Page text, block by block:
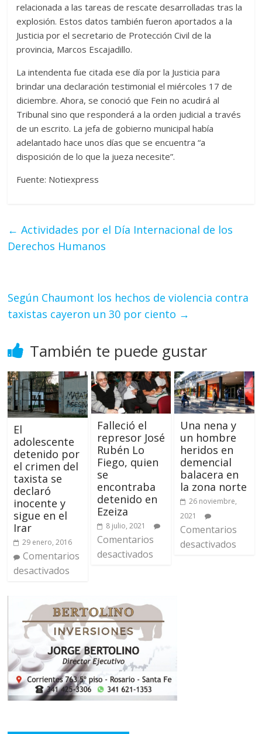
relacionada a las tareas de rescate desarrolladas tras la
explosión. Estos datos también fueron aportados a la
Justicia por el secretario de Protección Civil de la
provincia, Marcos Escajadillo.
La intendenta fue citada ese día por la Justicia para
brindar una declaración testimonial el miércoles 17 de
diciembre. Ahora, se conoció que Fein no acudirá al
Tribunal sino que responderá a la orden judicial a través
de un escrito. La jefa de gobierno municipal había
adelantado hace unos días que se encuentra “a
disposición de lo que la jueza necesite”.
Fuente: Notiexpress
← Actividades por el Día Internacional de los
Derechos Humanos
Según Chaumont los hechos de violencia contra
taxistas cayeron un 30 por ciento →
También te puede gustar
El
adolescente
detenido por
el crimen del
taxista se
declaró
inocente y
sigue en el
Irar
29 enero, 2016
Comentarios
desactivados
Falleció el
represor José
Rubén Lo
Fiego, quien
se
encontraba
detenido en
Ezeiza
8 julio, 2021
Comentarios
desactivados
Una nena y
un hombre
heridos en
demencial
balacera en
la zona norte
26 noviembre,
2021
Comentarios
desactivados